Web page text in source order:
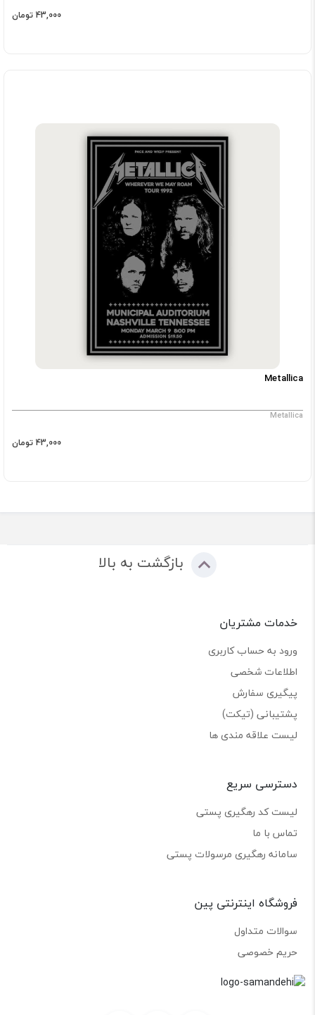
43,000 تومان
Metallica
Metallica
43,000 تومان
بازگشت به بالا
خدمات مشتریان
ورود به حساب کاربری
اطلاعات شخصی
پیگیری سفارش
پشتیبانی (تیکت)
لیست علاقه مندی ها
دسترسی سریع
لیست کد رهگیری پستی
تماس با ما
سامانه رهگیری مرسولات پستی
فروشگاه اینترنتی پین
سوالات متداول
حریم خصوصی